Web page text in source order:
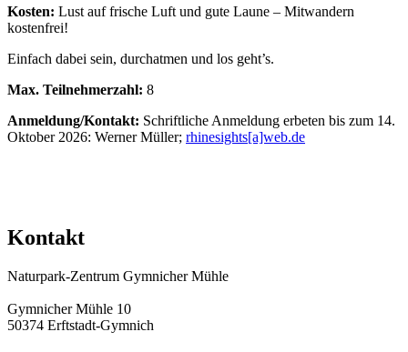
Kosten: Lust auf frische Luft und gute Laune – Mitwandern
kostenfrei!
Einfach dabei sein, durchatmen und los geht’s.
Max. Teilnehmerzahl: 8
Anmeldung/Kontakt: Schriftliche Anmeldung erbeten bis zum 14.
Oktober 2026: Werner Müller; rhinesights[a]web.de
Kontakt
Naturpark-Zentrum Gymnicher Mühle
Gymnicher Mühle 10
50374 Erftstadt-Gymnich